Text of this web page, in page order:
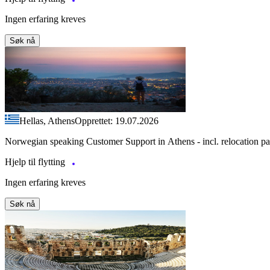
Ingen erfaring kreves
Søk nå
Hellas, AthensOpprettet: 19.07.2026
Norwegian speaking Customer Support in Athens - incl. relocation
Hjelp til flytting
Ingen erfaring kreves
Søk nå